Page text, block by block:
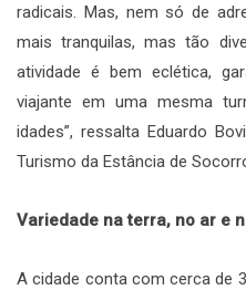
radicais. Mas, nem só de
mais tranquilas, mas tão
atividade é bem eclética,
viajante em uma mesma
idades”, ressalta Eduardo
Turismo da Estância de
Variedade na terra, no ar e
A cidade conta com cerca de